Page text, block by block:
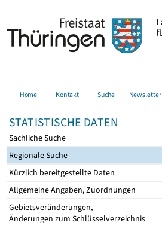
Home Kontakt Suche Newsletter
STATISTISCHE DATEN
Sachliche Suche
Regionale Suche
Kürzlich bereitgestellte Daten
Allgemeine Angaben, Zuordnungen
Gebietsveränderungen,
Änderungen zum Schlüsselverzeichnis